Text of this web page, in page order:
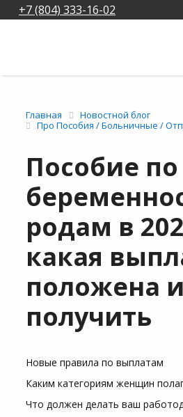
+7 (804) 333-16-02
Главная
Новостной блог
Про Пособия / Больничные /
Пособие по
родам в
какая
положена
получить
Новые правила по выплатам
Каким категориям женщин
Что должен делать ваш